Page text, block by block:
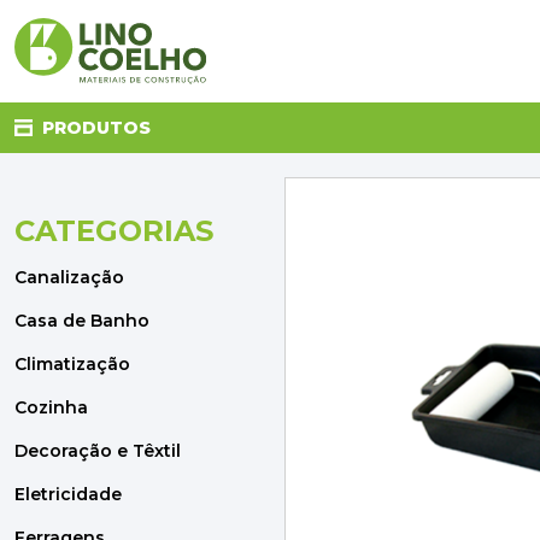
PRODUTOS
CANALIZAÇÃO
CLIMATIZAÇÃO
COZINHA
ELETRICIDADE
FERRAGENS
ILUMINAÇÃO
JARDIM
CATEGORIAS
Canalização
Casa de Banho
Climatização
Cozinha
Decoração e Têxtil
Eletricidade